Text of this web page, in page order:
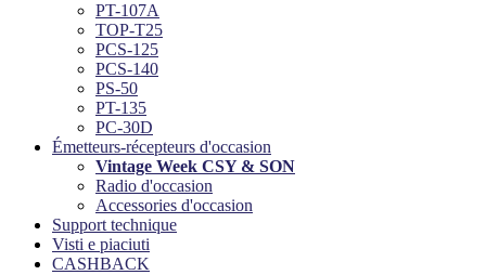
PT-107A
TOP-T25
PCS-125
PCS-140
PS-50
PT-135
PC-30D
Émetteurs-récepteurs d'occasion
Vintage Week CSY & SON
Radio d'occasion
Accessories d'occasion
Support technique
Visti e piaciuti
CASHBACK